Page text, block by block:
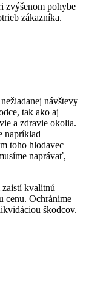
zvýšenom pohybe
zákazníka.
návštevy
tak ako aj
a zdravie okolia.
napríklad
toho hlodavec
naprávať,
kvalitnú
cenu. Ochránime
škodcov.